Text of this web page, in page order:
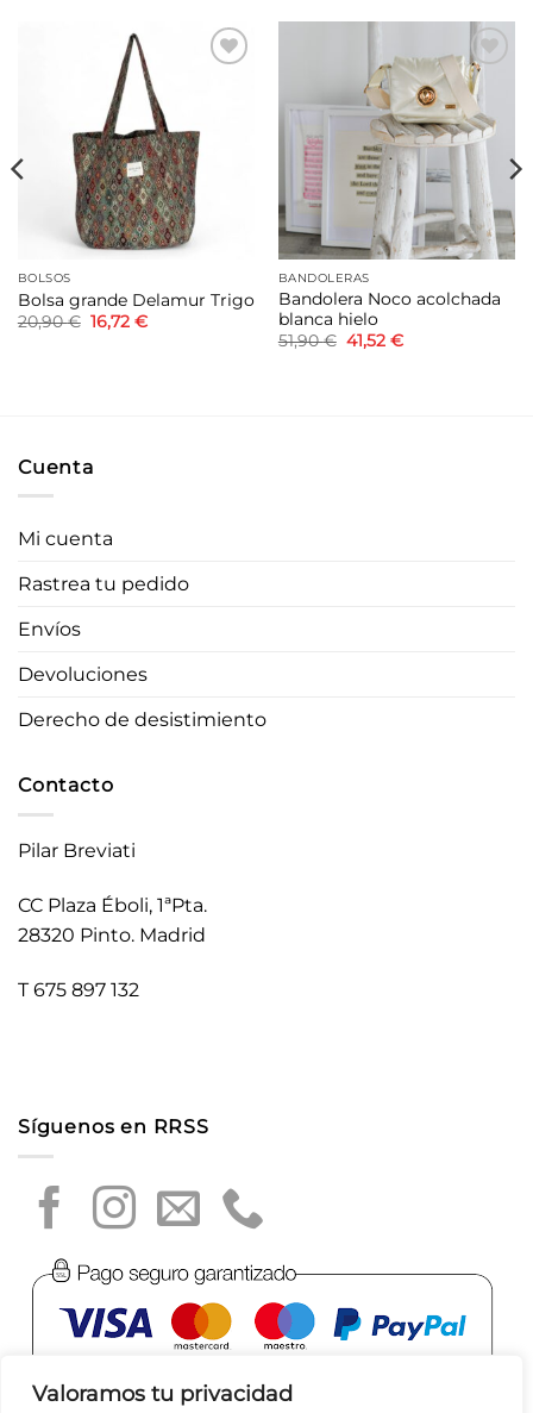
Valoramos tu privacidad
deseos
BOLSOS
Bolsa grande Delamur Trigo
20,90€ El
precio
16,72 €El
Añadir
a la
lista de
deseos
BANDOLERAS
Bandolera Noco acolchada
blanca hielo
51,90€ El
precio
41,52 €El
Cuenta
Mi cuenta
Rastrea tu pedido
Envíos
Devoluciones
Derecho de desistimiento
Contacto
Pilar Breviati
CC Plaza Éboli, 1ªPta.
28320 Pinto. Madrid
T 675 897 132
Síguenos en RRSS